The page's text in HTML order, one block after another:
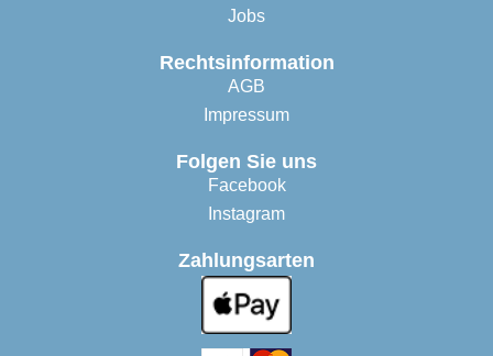
Jobs
Rechtsinformation
AGB
Impressum
Folgen Sie uns
Facebook
Instagram
Zahlungsarten